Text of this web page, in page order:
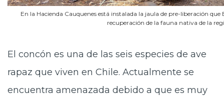
En la Hacienda Cauquenes está instalada la jaula de pre-liberación que
recuperación de la fauna nativa de la
El concón es una de las seis especies de ave
rapaz que viven en Chile. Actualmente se
encuentra amenazada debido a que es muy